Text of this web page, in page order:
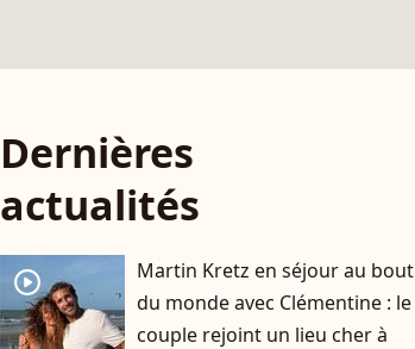
Dernières
actualités
player2
Martin Kretz en séjour au bout
du monde avec Clémentine : le
couple rejoint un lieu cher à